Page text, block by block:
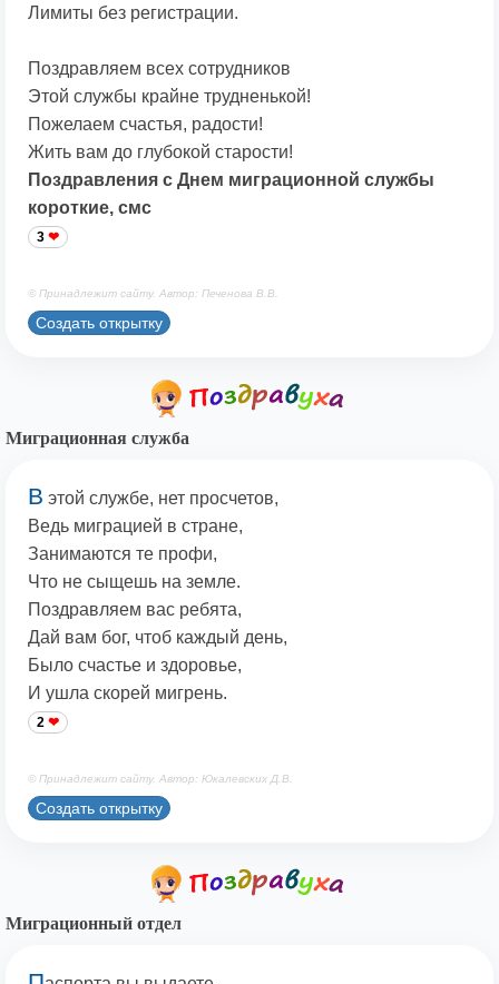
Лимиты без регистрации.
Поздравляем всех сотрудников
Этой службы крайне трудненькой!
Пожелаем счастья, радости!
Жить вам до глубокой старости!
Поздравления с Днем миграционной службы
короткие, смс
3
© Принадлежит сайту. Автор: Печенова В.В.
Создать открытку
Миграционная служба
В этой службе, нет просчетов,
Ведь миграцией в стране,
Занимаются те профи,
Что не сыщешь на земле.
Поздравляем вас ребята,
Дай вам бог, чтоб каждый день,
Было счастье и здоровье,
И ушла скорей мигрень.
2
© Принадлежит сайту. Автор: Юкалевских Д.В.
Создать открытку
Миграционный отдел